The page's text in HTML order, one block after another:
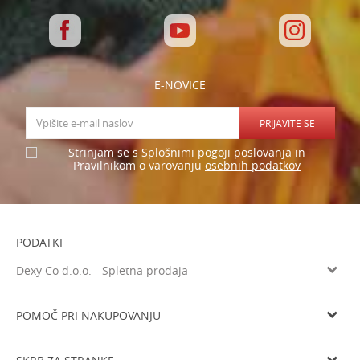
E-NOVICE
PRIJAVITE SE
Strinjam se s Splošnimi pogoji poslovanja in
Pravilnikom o varovanju osebnih podatkov
PODATKI
Dexy Co d.o.o. - Spletna prodaja
Tel: 05 933 75 21
POMOČ PRI NAKUPOVANJU